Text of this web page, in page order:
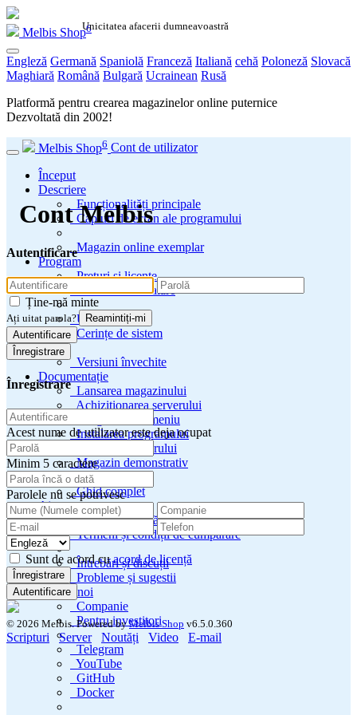
Unicitatea afacerii dumneavoastră
Melbis Shop6
Engleză Germană Spaniolă Franceză Italiană cehă Poloneză Slovacă
Maghiară Română Bulgară Ucrainean Rusă
Platformă pentru crearea magazinelor online puternice
Dezvoltată din 2002!
Melbis Shop6 Cont de utilizator
Început
Descriere
Funcționalități principale
Capturi de ecran ale programului
Magazin online exemplar
Program
Prețuri și licențe
Pachete de instalare
Ultima lansare
Cerințe de sistem
Versiuni învechite
Documentație
Lansarea magazinului
Achiziționarea serverului
Înregistrare domeniu
Instalarea programului
Instalarea serverului
Magazin demonstrativ
Ghid complet
Ajutor
Acord de licență
Termeni și condiții de cumpărare
Întrebări și discuții
Probleme și sugestii
Despre noi
Companie
Pentru investitori
Telegram
YouTube
GitHub
Docker
Cont Melbis
Autentificare
Ține-mă minte
Ați uitat parola?
Reamintiți-mi
Autentificare
Înregistrare
Înregistrare
Acest nume de utilizator este deja ocupat
Minim 5 caractere
Parolele nu se potrivesc
Sunt de acord cuacord de licență
Înregistrare
Autentificare
© 2026 Melbis.Powered byMelbis Shop v6.5.0.360
Scripturi Server Noutăți Video E-mail